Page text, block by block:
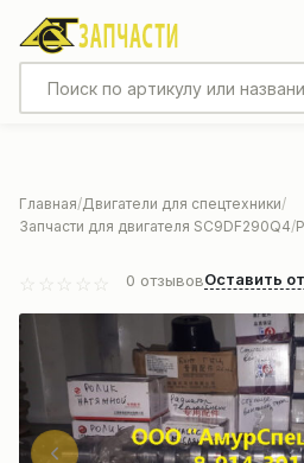
Главная Двигатели для спецтехники
Запчасти для двигателя SC9DF290Q4
0 отзывовОставить